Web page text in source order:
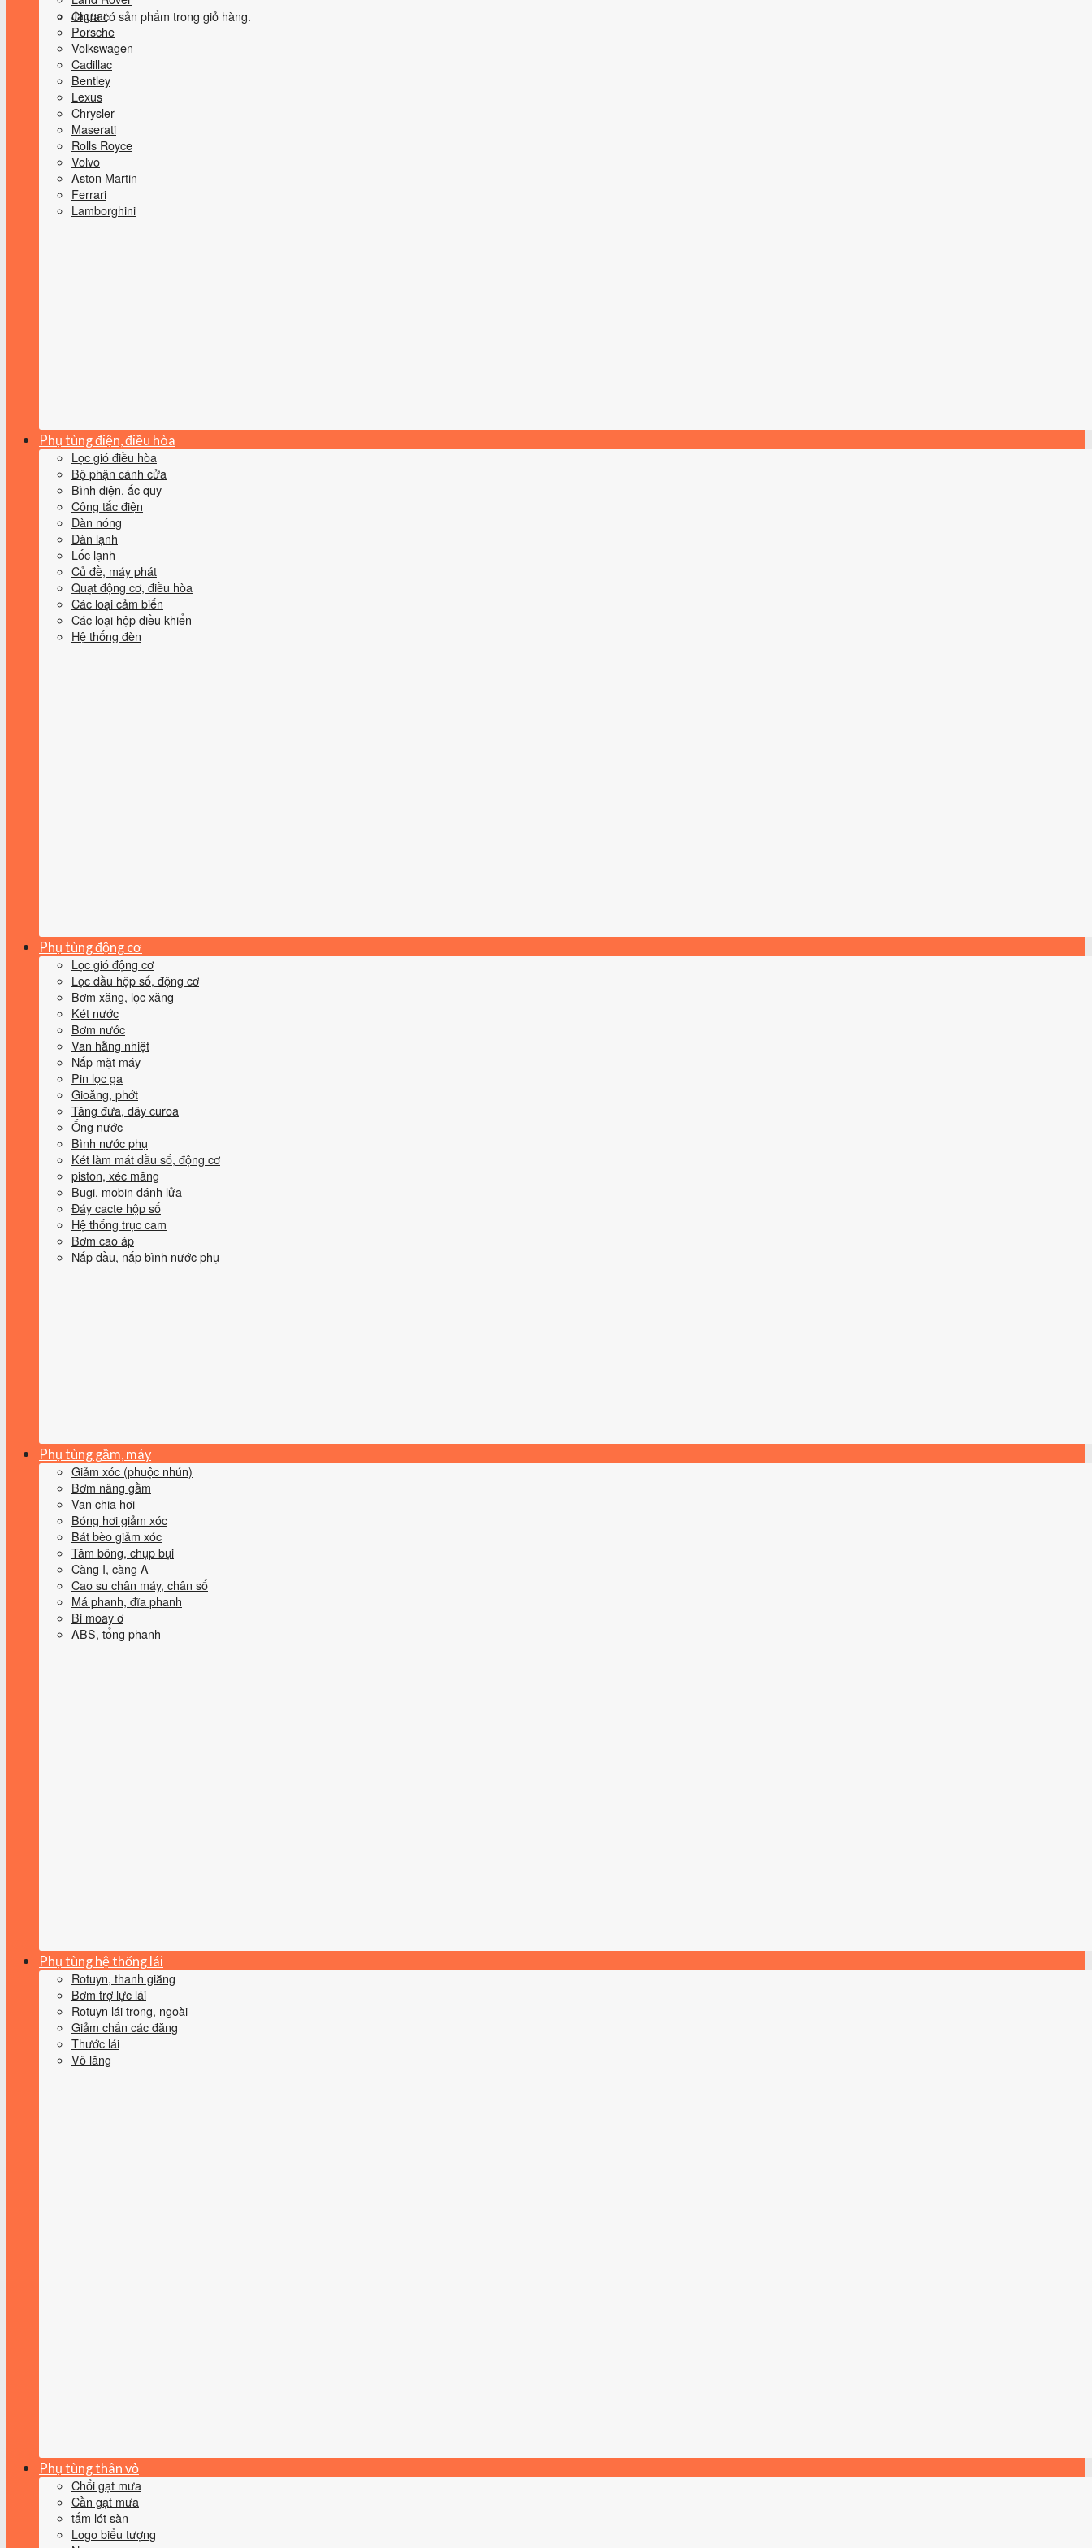
Chưa có sản phẩm trong giỏ hàng.
Jaguar
Porsche
Volkswagen
Cadillac
Bentley
Lexus
Chrysler
Maserati
Rolls Royce
Volvo
Aston Martin
Ferrari
Lamborghini
Phụ tùng điện, điều hòa
Lọc gió điều hòa
Bộ phận cánh cửa
Bình điện, ắc quy
Công tắc điện
Dàn nóng
Dàn lạnh
Lốc lạnh
Củ đề, máy phát
Quạt động cơ, điều hòa
Các loại cảm biến
Các loại hộp điều khiển
Hệ thống đèn
Phụ tùng động cơ
Lọc gió động cơ
Lọc dầu hộp số, động cơ
Bơm xăng, lọc xăng
Két nước
Bơm nước
Van hằng nhiệt
Nắp mặt máy
Pin lọc ga
Gioăng, phớt
Tăng đưa, dây curoa
Ống nước
Bình nước phụ
Két làm mát dầu số, động cơ
piston, xéc măng
Bugi, mobin đánh lửa
Đáy cacte hộp số
Hệ thống trục cam
Bơm cao áp
Nắp dầu, nắp bình nước phụ
Phụ tùng gầm, máy
Giảm xóc (phuộc nhún)
Bơm nâng gầm
Van chia hơi
Bóng hơi giảm xóc
Bát bèo giảm xóc
Tăm bông, chụp bụi
Càng I, càng A
Cao su chân máy, chân số
Má phanh, đĩa phanh
Bi moay ơ
ABS, tổng phanh
Phụ tùng hệ thống lái
Rotuyn, thanh giằng
Bơm trợ lực lái
Rotuyn lái trong, ngoài
Giảm chấn các đăng
Thước lái
Vô lăng
Phụ tùng thân vỏ
Chổi gạt mưa
Cần gạt mưa
tấm lót sàn
Logo biểu tượng